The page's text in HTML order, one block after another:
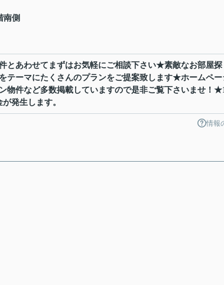
南側
とあわせてまずはお気軽にご相談下さい★素敵なお部屋探
テーマにたくさんのプランをご提案致します★ホームペー
物件など多数掲載していますので是非ご覧下さいませ！
発生します。
情報